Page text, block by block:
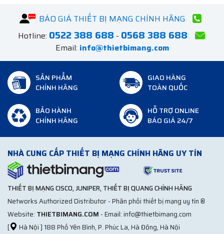
BÁO GIÁ THIẾT BỊ MẠNG CHÍNH HÃNG
Hotline: 0522 388 688 - 0568 388 688
Email: info@thietbimang.com
SẢN PHẨM
CHÍNH HÃNG
GIAO HÀNG
TOÀN QUỐC
BẢO HÀNH
CHÍNH HÃNG
HỖ TRỢ ONLINE
BÁO GIÁ 24/7
NHÀ CUNG CẤP THIẾT BỊ MẠNG CHÍNH HÃNG UY TÍN
THIẾT BỊ MẠNG CISCO, JUNIPER, THIẾT BỊ QUANG CHÍNH HÃNG
Networks Authorized Distributor - Phân phối thiết bị mạng uy tín ®
Website: THIETBIMANG.COM - Email: info@thietbimang.com
[
Hà Nội ] 188 Phố Yên Bình, P. Phúc La, Hà Đông, Hà Nội